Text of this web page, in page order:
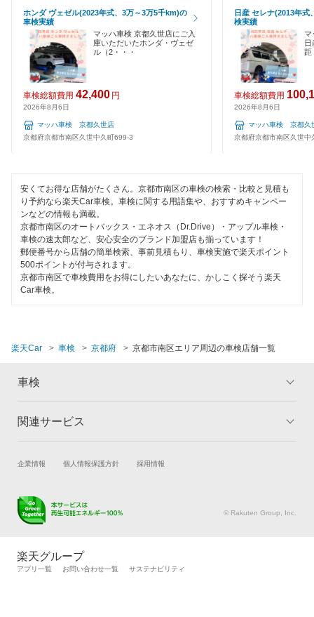
1日車検
夜間受付
整備保証
1級整備士在籍
コンピューター診断
ホンダ ヴェゼル(2023年式、3万～3万5千km)の
車検実績
マッハ車検 京都久世店にご入
庫いただいたホンダ・ヴェゼ
ル（2・・・
車検総額費用 42,400 円
2026年8月6日
マッハ車検 京都久世店
京都府京都市南区久世中久町699-3
日産 セレナ(2013年式
検実績
マ
日
距
車検総額費用
2026年8月6日
マッハ車検 京都久
京都府京都市南区久世中
安くてお得な店舗がたくさん。京都市南区の車検の検索・比較と見積も
り予約なら楽天Car車検。車検に関する用語集や、おすすめキャンペー
ンなどの情報も満載。
京都市南区のオートバックス・エネオス（Dr.Drive）・アップル車検・
車検の速太郎など、安心安全のブランド加盟店も揃っています！
郵便番号から店舗の簡単検索、事前見積もり、車検実施で楽天ポイント
500ポイントが付与されます。
京都市南区で車検費用をお得にしたいあなたに、かしこく探そう楽天
Car車検。
楽天Car 車検 京都府 京都市南区エリア周辺の車検店舗一覧
車検
トップ
車検の基礎知識 キャンペーン一覧
関連サービス
試乗・商談 新車購入
キズ修理予約
メンテナンス管理
タイヤ交換サービス
自動車カタログ 自動車保険
企業情報 個人情報保護方針 採用情報
© Rakuten Group, Inc.
楽天グループ
アプリ一覧 お問い合わせ一覧 サステナビリティ